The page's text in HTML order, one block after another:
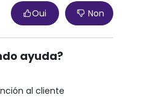
Oui Non
ayuda?
al cliente